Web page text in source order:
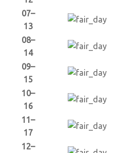
07–
13
08–
14
09–
15
10–
16
11–
17
12–